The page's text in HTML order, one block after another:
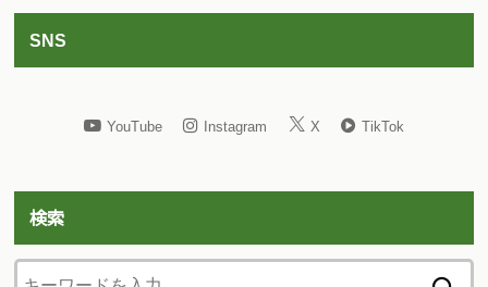
SNS
YouTube Instagram X TikTok
検索